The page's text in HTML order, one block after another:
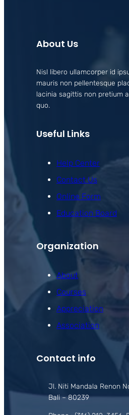
About Us
Nisl libero ullamcorper id
mauris non pellentesque
lacinia sagittis non pretium
quo.
Useful Links
Help Center
Contact Us
Online Form
Education Board
Organization
About
Courses
Appreciation
Association
Contact info
Jl. Niti Mandala Renon
Bali – 80239